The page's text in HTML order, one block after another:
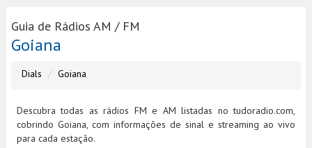
Guia de Rádios AM / FM
Goiana
Dials Goiana
Descubra todas as rádios FM e AM listadas no tudoradio.com,
cobrindo Goiana, com informações de sinal e streaming ao vivo
para cada estação.